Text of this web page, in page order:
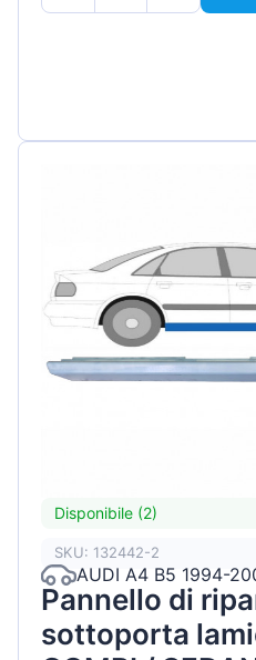
Disponibile (2)
SKU: 132442-2
AUDI A4 B5 1994-
Pannello di
sottoporta